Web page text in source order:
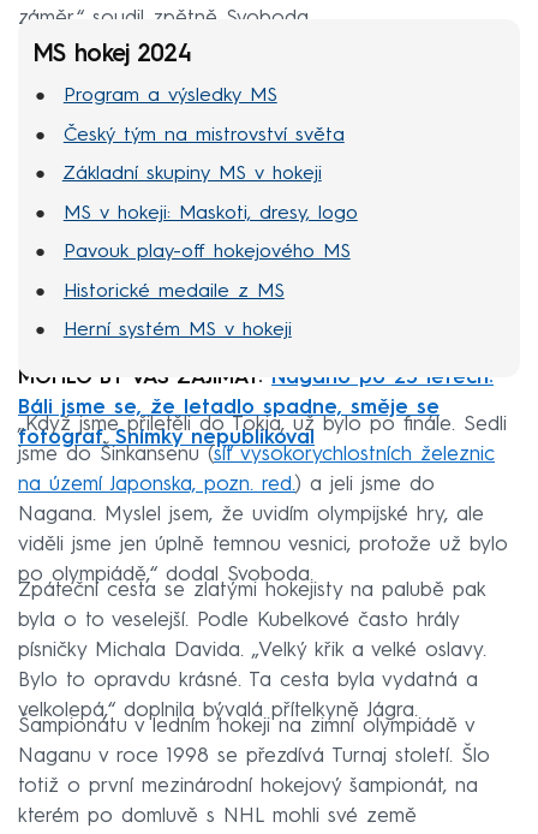
záměr,“ soudil zpětně Svoboda.
MS hokej 2024
Program a výsledky MS
Český tým na mistrovství světa
Základní skupiny MS v hokeji
MS v hokeji: Maskoti, dresy, logo
Pavouk play-off hokejového MS
Historické medaile z MS
Herní systém MS v hokeji
MOHLO BY VÁS ZAJÍMAT: Nagano po 25 letech:
Báli jsme se, že letadlo spadne, směje se
fotograf. Snímky nepublikoval
„Když jsme přiletěli do Tokia, už bylo po finále. Sedli
jsme do Šinkansenu (síť vysokorychlostních železnic
na území Japonska, pozn. red.) a jeli jsme do
Nagana. Myslel jsem, že uvidím olympijské hry, ale
viděli jsme jen úplně temnou vesnici, protože už bylo
po olympiádě,“ dodal Svoboda.
Zpáteční cesta se zlatými hokejisty na palubě pak
byla o to veselejší. Podle Kubelkové často hrály
písničky Michala Davida. „Velký křik a velké oslavy.
Bylo to opravdu krásné. Ta cesta byla vydatná a
velkolepá,“ doplnila bývalá přítelkyně Jágra.
Šampionátu v ledním hokeji na zimní olympiádě v
Naganu v roce 1998 se přezdívá Turnaj století. Šlo
totiž o první mezinárodní hokejový šampionát, na
kterém po domluvě s NHL mohli své země